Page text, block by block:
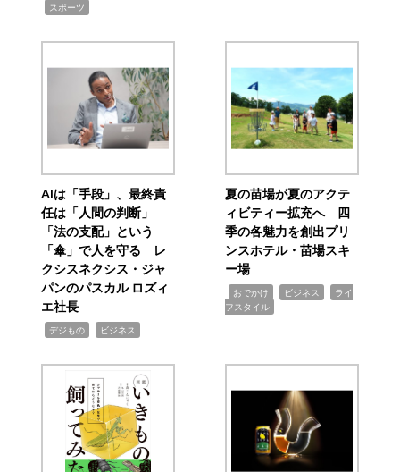
スポーツ
AIは「手段」、最終責
任は「人間の判断」
「法の支配」という
「傘」で人を守る レ
クシスネクシス・ジャ
パンのパスカル ロズィ
エ社長
デジもの ビジネス
夏の苗場が夏のアクテ
ィビティー拡充へ 四
季の各魅力を創出プリ
ンスホテル・苗場スキ
ー場
おでかけ ビジネス
ライ
フスタイル